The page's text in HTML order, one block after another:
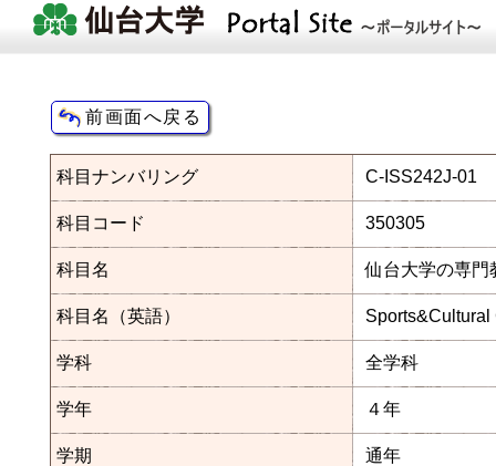
科目ナンバリング C-ISS242J-01
科目コード 350305
科目名 仙台大学の専
科目名（英語）
学科 全学科
学年 ４年
学期 通年